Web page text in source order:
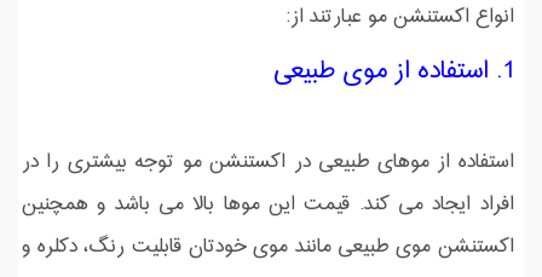
انواع اکستنشن مو عبارتند از:
1. استفاده از موی طبیعی
استفاده از موهای طبیعی در اکستنشن مو توجه بیشتری را در
افراد ایجاد می کند. قیمت این موها بالا می باشد و همچنین
اکستنشن موی طبیعی مانند موی خودتان قابلیت رنگ، دکلره و